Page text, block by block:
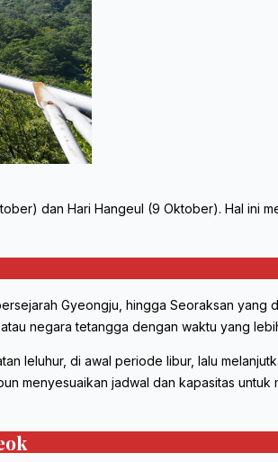
dan Hari Hangeul (9 Oktober). Hal ini
Gyeongju, hingga Seoraksan yang
negara tetangga dengan waktu yang
leluhur, di awal periode libur, lalu
menyesuaikan jadwal dan kapasitas untuk